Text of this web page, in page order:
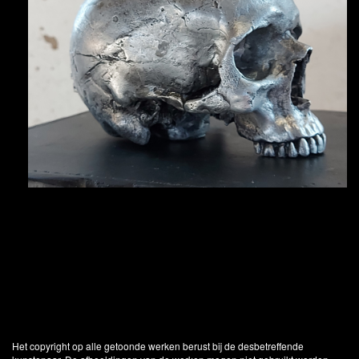
Het copyright op alle getoonde werken berust bij de desbetreffende